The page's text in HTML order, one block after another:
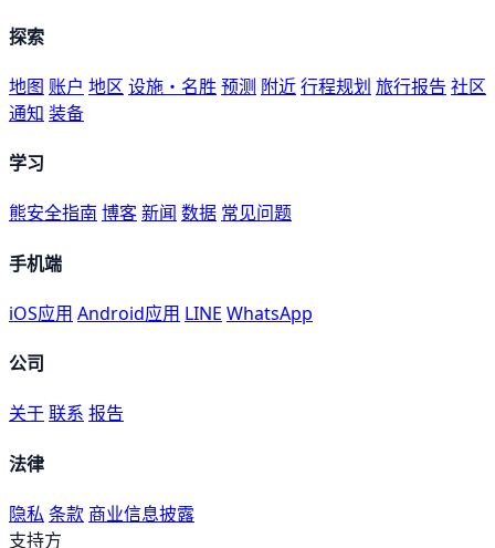
探索
地图 账户 地区 设施・名胜 预测 附近行程规划 旅行报告 社区
通知 装备
学习
熊安全指南 博客新闻 数据 常见问题
手机端
iOS应用 Android应用 LINE WhatsApp
公司
关于联系 报告
法律
隐私 条款 商业信息披露
支持方